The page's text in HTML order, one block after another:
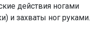
действия ногами
и захваты ног руками.